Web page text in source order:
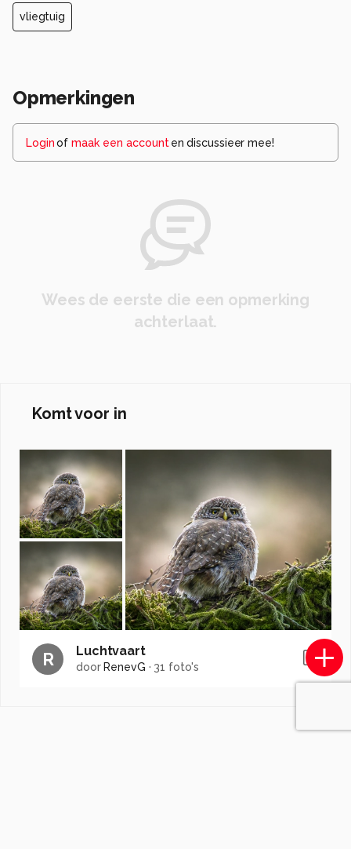
vliegtuig
Opmerkingen
Loginof maak een account en discussieer mee!
Wees de eerste die een opmerking
achterlaat.
Komt voor in
R Luchtvaart
door RenevG · 31 foto's